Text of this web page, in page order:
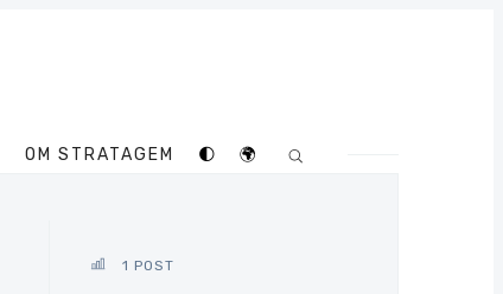
OM STRATAGEM 🌓 🌍
1 POST